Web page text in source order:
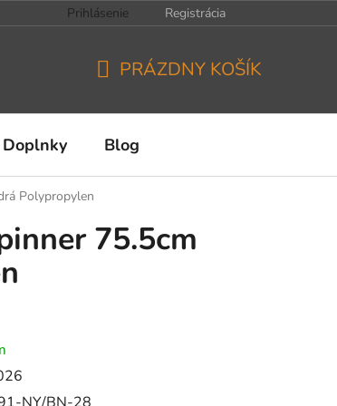
Prihlásenie Registrácia
KOŠÍK
PRÁZDNY KOŠÍK
Blog
Polypropylen
75.5cm